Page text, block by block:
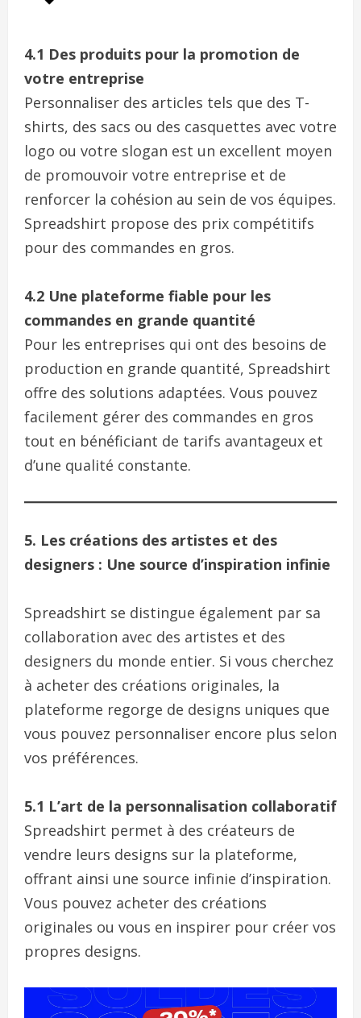
4.1 Des produits pour la promotion de
votre entreprise
Personnaliser des articles tels que des T-
shirts, des sacs ou des casquettes avec votre
logo ou votre slogan est un excellent moyen
de promouvoir votre entreprise et de
renforcer la cohésion au sein de vos équipes.
Spreadshirt propose des prix compétitifs
pour des commandes en gros.
4.2 Une plateforme fiable pour les
commandes en grande quantité
Pour les entreprises qui ont des besoins de
production en grande quantité, Spreadshirt
offre des solutions adaptées. Vous pouvez
facilement gérer des commandes en gros
tout en bénéficiant de tarifs avantageux et
d’une qualité constante.
5. Les créations des artistes et des
designers : Une source d’inspiration infinie
Spreadshirt se distingue également par sa
collaboration avec des artistes et des
designers du monde entier. Si vous cherchez
à acheter des créations originales, la
plateforme regorge de designs uniques que
vous pouvez personnaliser encore plus selon
vos préférences.
5.1 L’art de la personnalisation collaboratif
Spreadshirt permet à des créateurs de
vendre leurs designs sur la plateforme,
offrant ainsi une source infinie d’inspiration.
Vous pouvez acheter des créations
originales ou vous en inspirer pour créer vos
propres designs.